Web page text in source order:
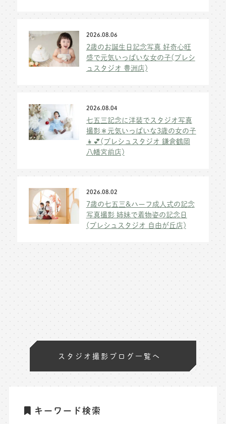
2026.08.06
2歳のお誕生日記念写真 好奇心旺
盛で元気いっぱいな女の子(プレシ
ュスタジオ 豊洲店)
2026.08.04
七五三記念に洋装でスタジオ写真
撮影＊元気いっぱいな3歳の女の子
👧💕(プレシュスタジオ 鎌倉鶴岡
八幡宮前店)
2026.08.02
7歳の七五三&ハーフ成人式の記念
写真撮影 姉妹で着物姿の記念日
(プレシュスタジオ 自由が丘店)
スタジオ撮影ブログ一覧へ
キーワード検索